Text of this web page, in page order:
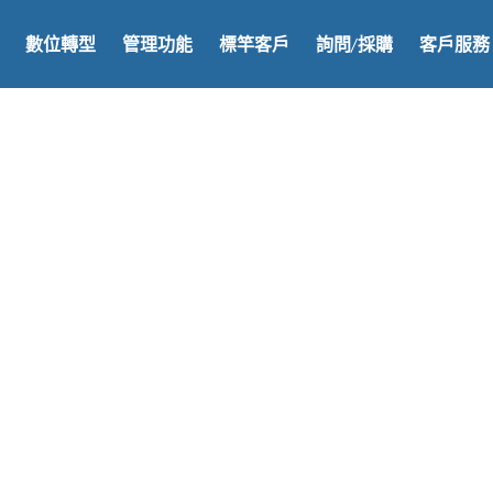
數位轉型 管理功能 標竿客戶 詢問/採購 客戶服務